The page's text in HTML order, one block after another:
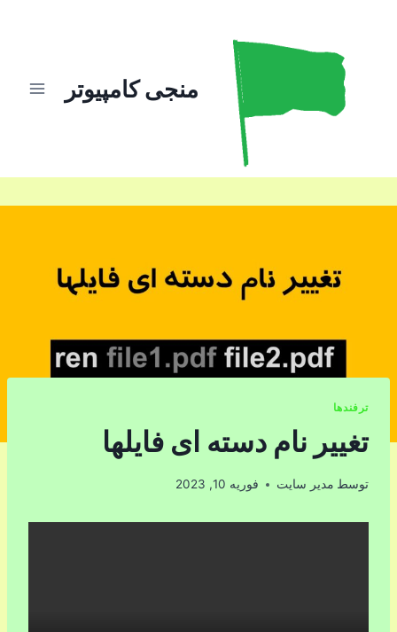
منجی کامپیوتر
ترفندها
تغییر نام دسته ای فایلها
توسط مدیر سایت فوریه 10, 2023